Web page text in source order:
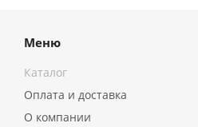
Меню
Каталог
Оплата и доставка
О компании